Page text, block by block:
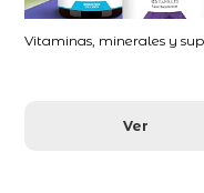
Vitaminas, minerales y
Ver